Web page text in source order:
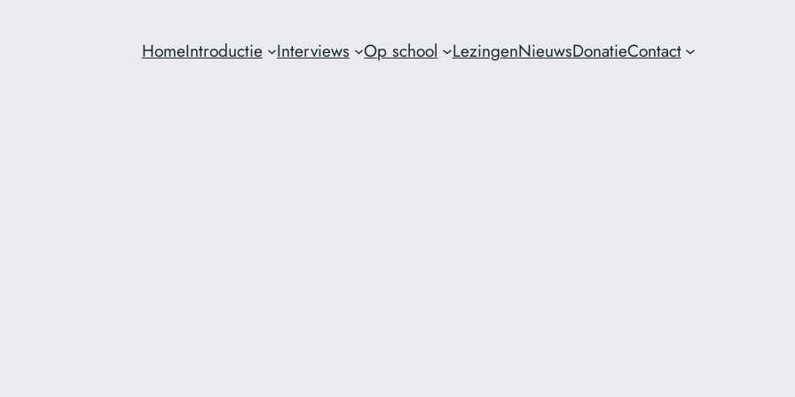
HomeIntroductie Interviews Op school LezingenNieuwsDonatieContact